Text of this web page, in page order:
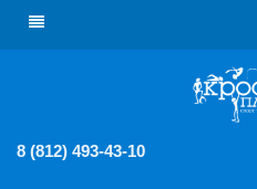
8 (812) 493-43-10